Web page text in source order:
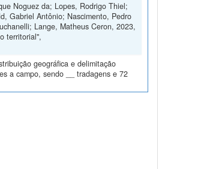
Noguez da; Lopes, Rodrigo Thiel;
Gabriel Antônio; Nascimento, Pedro
Lange, Matheus Ceron, 2023,
territorial",
geográfica e delimitação
a campo, sendo __ tradagens e 72